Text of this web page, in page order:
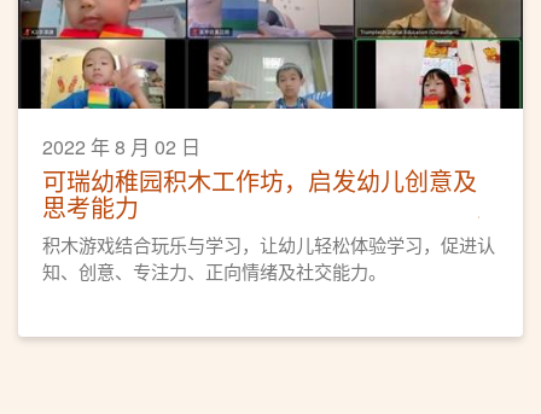
2022 年 8 月 02 日
可瑞幼稚园积木工作坊，启发幼儿创意及
思考能力
积木游戏结合玩乐与学习，让幼儿轻松体验学习，促进认
知、创意、专注力、正向情绪及社交能力。